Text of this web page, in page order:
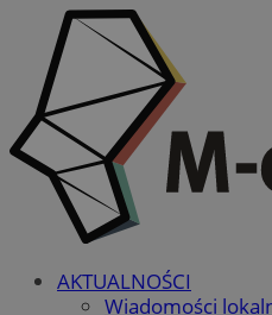
AKTUALNOŚCI
Wiadomości